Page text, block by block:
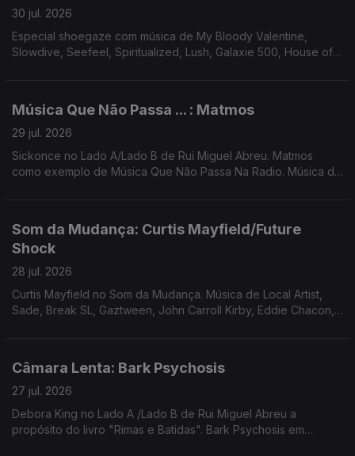
30 jul. 2026
Especial shoegaze com música de My Bloody Valentine,
Slowdive, Seefeel, Spiritualized, Lush, Galaxie 500, House of
Música Que Não Passa ... : Matmos
29 jul. 2026
Sickonce no Lado A/Lado B de Rui Miguel Abreu. Matmos
como exemplo de Música Que Não Passa Na Radio. Música de
Som da Mudança: Curtis Mayfield/Future
Shock
28 jul. 2026
Curtis Mayfield no Som da Mudança. Música de Local Artist,
Sade, Break SL, Gaztween, John Carroll Kirby, Eddie Chacon,
Câmara Lenta: Bark Psychosis
27 jul. 2026
Debora King no Lado A /Lado B de Rui Miguel Abreu a
propósito do livro "Rimas e Batidas". Bark Psychosis em